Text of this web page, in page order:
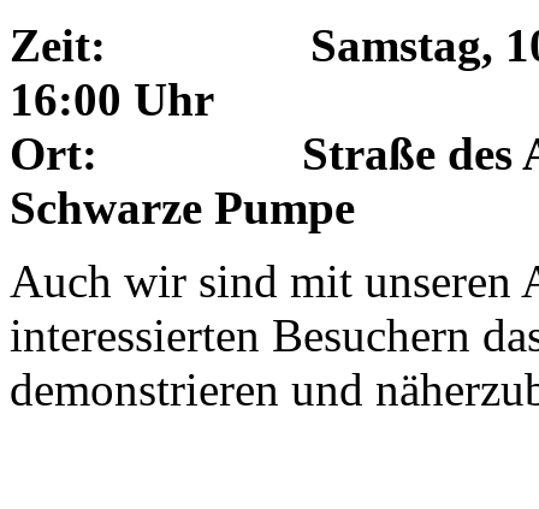
Zeit: Samstag, 10.
16:00 Uhr
Ort: Straße des
Schwarze Pumpe
Auch wir sind mit unseren
interessierten Besuchern
demonstrieren und